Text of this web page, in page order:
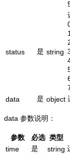
status 是 string
data
是 object
data 参数说明：
参数 必选 类型
time
是 string